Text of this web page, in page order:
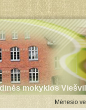
mokyklos
Mėnesio